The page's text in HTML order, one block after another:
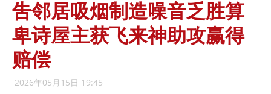
吿邻居吸烟制造噪音乏胜算
卑诗屋主获飞来神助攻赢得
赔偿
2026年05月15日 19:45